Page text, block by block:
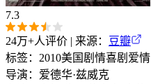
7.3
24万+人评价 | 来源：
豆瓣
标签： 2010美国 剧情喜剧 爱情
导演： 爱德华·兹威克